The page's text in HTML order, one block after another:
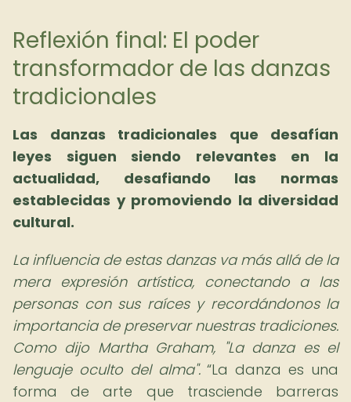
Reflexión final: El poder
transformador de las danzas
tradicionales
Las danzas tradicionales que desafían
leyes siguen siendo relevantes en la
actualidad, desafiando las normas
establecidas y promoviendo la diversidad
cultural.
La influencia de estas danzas va más allá de la
mera expresión artística, conectando a las
personas con sus raíces y recordándonos la
importancia de preservar nuestras tradiciones.
Como dijo Martha Graham, "La danza es el
lenguaje oculto del alma".
La danza es una
forma de arte que trasciende barreras